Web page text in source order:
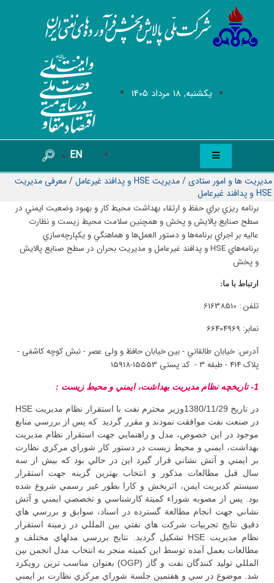
يکشنبه, 18 مرداد 1405
EN
مدیریت ها و امور ستادی/مدیریت HSE و پدافند غیرعامل /معرفی مدیریت
HSE و پدافند غیرعامل
برنامه ريزي براي حفظ و ارتقاء بهداشت محيط كار و بهبود وضعيت ايمني در
سطح صنايع پالايش و پخش و همچنين سلامت محيط زيست و نظارت
عاليه بر اجراي برنامه‌ها و دستور العمل‌ها و هماهنگي و يكپارچه‌سازي
برنامه‌هاي HSE و پدافند غير‌عامل و مديريت بحران در سطح صنايع پالايش
و پخش
ارتباط با ما:
تلفن : 61638510
نمابر: 66404969
آدرس: خیابان طالقاني - بین خیابان حافظ و ولی عصر - نبش کوچه کاشفی -
پلاک 414 - طبقه 3 - کد پستی 15553-15918
1- تاريخچه نظام مديريت بهداشت، ايمني و محيط زيست :
در تاريخ 1380/11/29وزير محترم نفت با استقرار نظام مديريت HSE
در صنعت نفت موافقت نمودند و مقرر گرديد كه پس از بررسي منابع
موجود در اين خصوص، مدل و راهنمايي جهت استقرار نظام مديريت
بهداشت، ايمني و محيط زيست در دستور كار شوراي مركزي نظارت
بر ايمني و آتش نشاني قرار گيرد اين در حالي بود كه بيش از سه
سال قبل مطالعات مذكور و انتخاب بهترين گزينه جهت استقرار
سيستم كديريت ايمن، اثربخش و كارا بطور غير رسمي شروع شده
بود. پس از مصوبه شوراء كميتة كارشناسي و تخصصي ايمني و آتش
نشاني جهت انجام مطالعة گسترده در اسناد، سوابق و بررسي هاي
دقيق نتايج تجربيات شركت هاي نفتي بين المللي در زمينة استقرار
نظام مديريت HSE تشكيل گرديد. نتايج بررسي مدلهاي مختلف و
مطالعات بعمل آمده توسط اين كميته منجر به انتخاب مدل انجمن بين
المللي توليد كنندگان نفت و گاز (OGP) بعنوان مناسب ترين رويكرد
شد. موضوع در سي و هفتمين جلسة شوراي مركزي نظارت بر ايمني